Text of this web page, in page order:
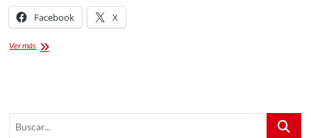
Facebook X
Ver másHamburguesas
Tlaxcala,
Buscar...